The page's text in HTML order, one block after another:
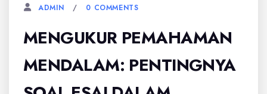
ADMIN 0 COMMENTS
MENGUKUR PEMAHAMAN
MENDALAM: PENTINGNYA